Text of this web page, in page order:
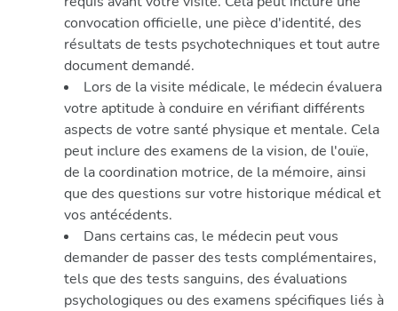
convocation officielle, une pièce d'identité, des
résultats de tests psychotechniques et tout autre
document demandé.
Lors de la visite médicale, le médecin évaluera
votre aptitude à conduire en vérifiant différents
aspects de votre santé physique et mentale. Cela
peut inclure des examens de la vision, de l'ouïe,
de la coordination motrice, de la mémoire, ainsi
que des questions sur votre historique médical et
vos antécédents.
Dans certains cas, le médecin peut vous
demander de passer des tests complémentaires,
tels que des tests sanguins, des évaluations
psychologiques ou des examens spécifiques liés à